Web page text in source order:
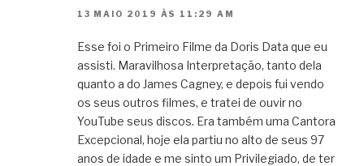
13 MAIO 2019 ÀS 11:29 AM
Esse foi o Primeiro Filme da Doris Data que eu
assisti. Maravilhosa Interpretação, tanto dela
quanto a do James Cagney, e depois fui vendo
os seus outros filmes, e tratei de ouvir no
YouTube seus discos. Era também uma Cantora
Excepcional, hoje ela partiu no alto de seus 97
anos de idade e me sinto um Privilegiado, de ter